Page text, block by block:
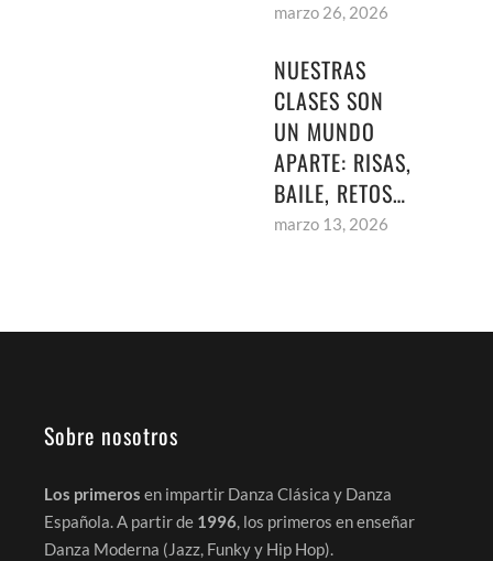
marzo 26, 2026
NUESTRAS
CLASES SON
UN MUNDO
APARTE: RISAS,
BAILE, RETOS…
marzo 13, 2026
Sobre nosotros
Los primeros en impartir Danza Clásica y Danza
Española. A partir de 1996, los primeros en enseñar
Danza Moderna (Jazz, Funky y Hip Hop).